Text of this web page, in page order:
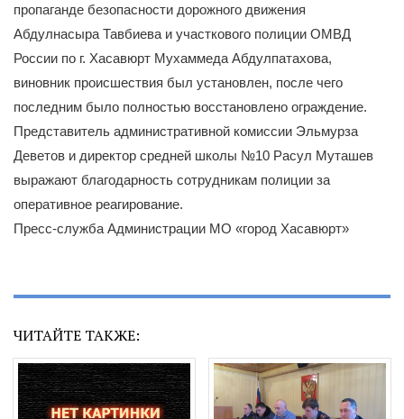
пропаганде безопасности дорожного движения
Абдулнасыра Тавбиева и участкового полиции ОМВД
России по г. Хасавюрт Мухаммеда Абдулпатахова,
виновник происшествия был установлен, после чего
последним было полностью восстановлено ограждение.
Представитель административной комиссии Эльмурза
Деветов и директор средней школы №10 Расул Муташев
выражают благодарность сотрудникам полиции за
оперативное реагирование.
Пресс-служба Администрации МО «город Хасавюрт»
ЧИТАЙТЕ ТАКЖЕ: